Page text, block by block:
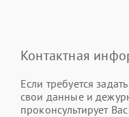
Контактная
Если требуется
свои данные и
проконсультирует